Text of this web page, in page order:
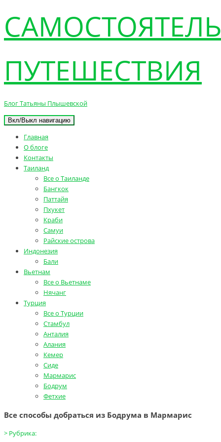
ПУТЕШЕСТВИЯ
Блог Татьяны Плышевской
Вкл/Выкл навигацию
Главная
О блоге
Контакты
Таиланд
Все о Таиланде
Бангкок
Паттайя
Пхукет
Краби
Самуи
Райские острова
Индонезия
Бали
Вьетнам
Все о Вьетнаме
Нячанг
Турция
Все о Турции
Стамбул
Анталия
Алания
Кемер
Сиде
Мармарис
Бодрум
Фетхие
Все способы добраться из Бодрума в Мармарис
> Рубрика: